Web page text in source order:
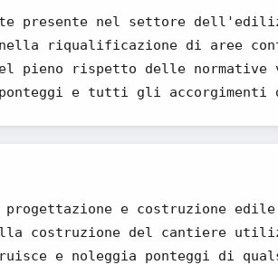
presente nel settore
riqualificazione di aree
rispetto delle normative
e tutti gli accorgimenti
progettazione e costruzione
costruzione del cantiere
e noleggia ponteggi di